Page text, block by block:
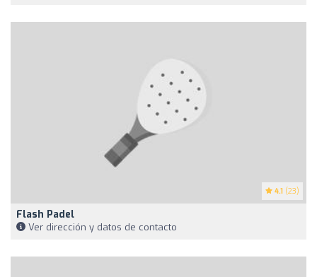
4.1 (23)
Flash Padel
Ver dirección y datos de contacto